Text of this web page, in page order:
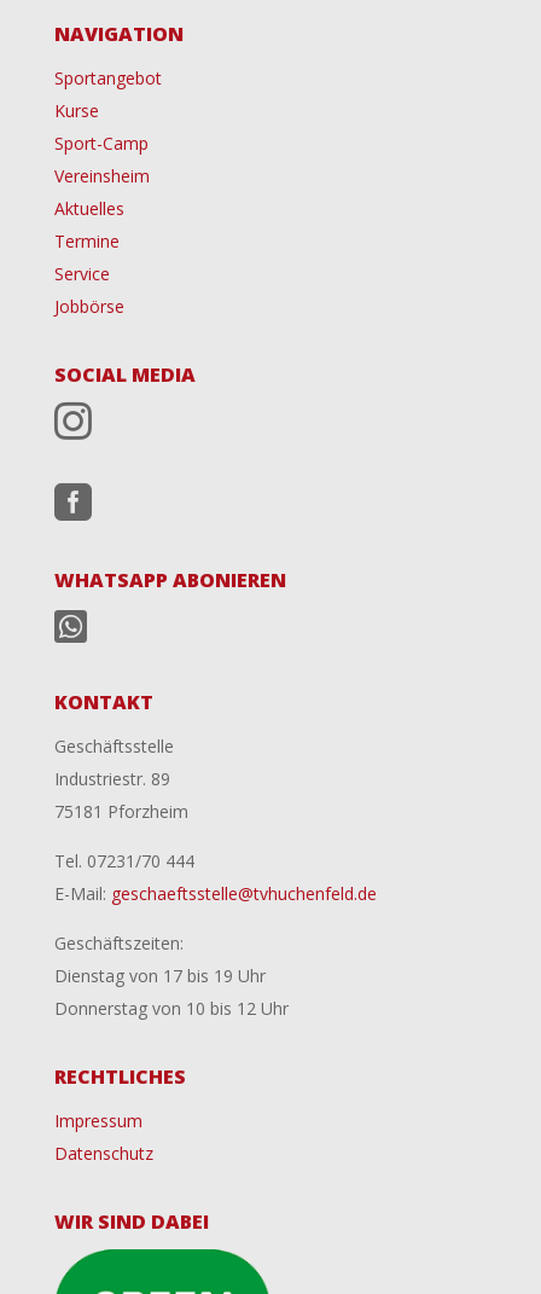
NAVIGATION
Sportangebot
Kurse
Sport-Camp
Vereinsheim
Aktuelles
Termine
Service
Jobbörse
SOCIAL MEDIA


WHATSAPP ABONIEREN

KONTAKT
Geschäftsstelle
Industriestr. 89
75181 Pforzheim
Tel. 07231/70 444
E-Mail: geschaeftsstelle@tvhuchenfeld.de
Geschäftszeiten:
Dienstag von 17 bis 19 Uhr
Donnerstag von 10 bis 12 Uhr
RECHTLICHES
Impressum
Datenschutz
WIR SIND DABEI